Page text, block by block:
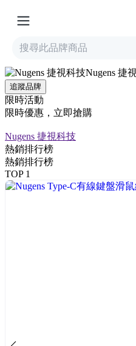
Nugens 捷
追蹤品牌
限時活動
限時優惠，立即搶購
Nugens 捷視科技
熱銷排行榜
熱銷排行榜
TOP 1